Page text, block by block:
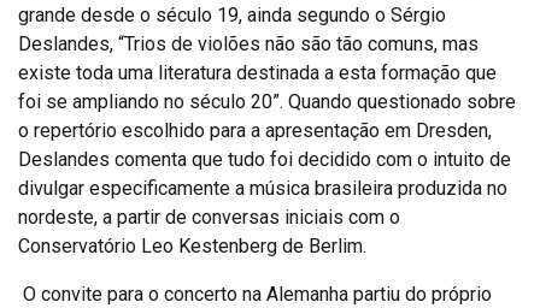
grande desde o século 19, ainda segundo o Sérgio
Deslandes, “Trios de violões não são tão comuns, mas
existe toda uma literatura destinada a esta formação que
foi se ampliando no século 20”. Quando questionado sobre
o repertório escolhido para a apresentação em Dresden,
Deslandes comenta que tudo foi decidido com o intuito de
divulgar especificamente a música brasileira produzida no
nordeste, a partir de conversas iniciais com o
Conservatório Leo Kestenberg de Berlim.
O convite para o concerto na Alemanha partiu do próprio